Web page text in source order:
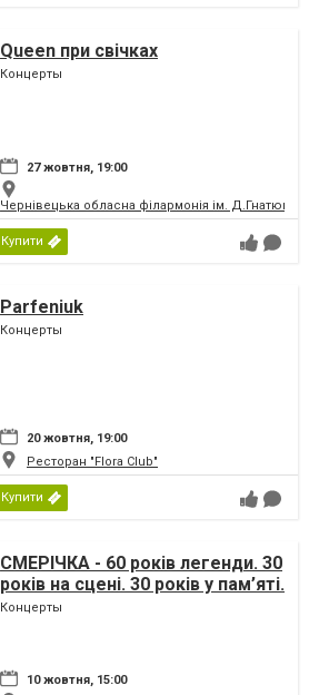
Queen при свічках
Концерты
27 жовтня, 19:00
Чернівецька обласна філармонія ім. Д.Гнатюка
Купити
Parfeniuk
Концерты
20 жовтня, 19:00
Ресторан "Flora Club"
Купити
СМЕРІЧКА - 60 років легенди. 30
років на сцені. 30 років у пам’яті.
Концерты
10 жовтня, 15:00